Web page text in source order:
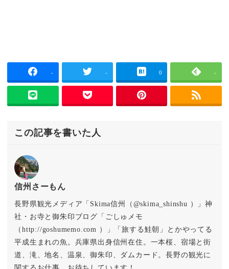
- - 0 -
この記事を書いた人
信州さーもん
長野県観光メディア「Skima信州（@skima_shinshu ）」神
社・お寺と御朱印ブログ「ごしゅメモ
（http://goshumemo.com ）」「旅する鮭朝」とかやってる
平成生まれの魚。兵庫県出身信州在住。一本桜、宿場と街
道、滝、地名、温泉、御朱印、ダムカード。長野の観光に